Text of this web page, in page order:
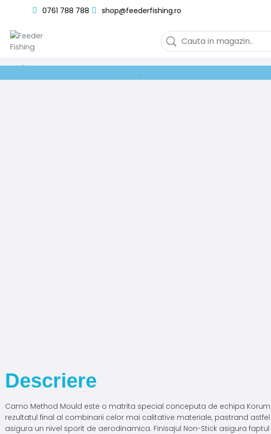
0761 788 788 shop@feederfishing.ro
Loading...
Descriere
Camo Method Mould este o matrita special conceputa de echipa
rezultatul final al combinarii celor mai calitative materiale, pastrand
asigura un nivel sporit de aerodinamica. Finisajul Non-Stick asigura